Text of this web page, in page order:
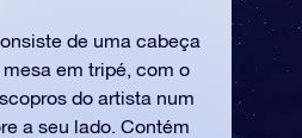
de uma cabeça
em tripé, com o
do artista num
a seu lado. Contém